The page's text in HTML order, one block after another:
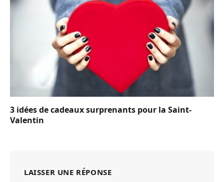
3 idées de cadeaux surprenants pour la Saint-
Valentin
LAISSER UNE RÉPONSE